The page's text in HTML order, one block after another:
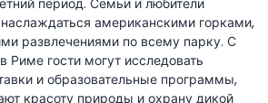
период. Семьи и любители
американскими горками,
развлечениями по всему парку. С
Риме гости могут исследовать
и образовательные программы,
красоту природы и охрану дикой